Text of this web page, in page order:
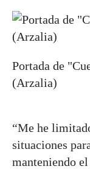
Portada de
(Arzalia)
“Me he
situaciones
manteniendo